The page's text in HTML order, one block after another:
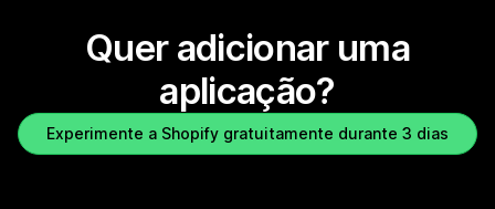
Quer adicionar uma
aplicação?
Experimente a Shopify gratuitamente durante 3 dias